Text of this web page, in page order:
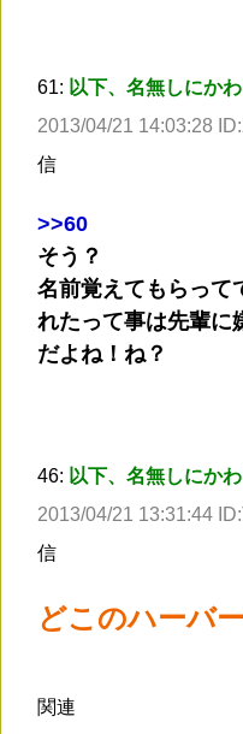
61: 以下、名無しにか
2013/04/21 14:03:28
信
>>60
そう？
名前覚えてもらって
れたって事は先輩に
だよね！ね？
46: 以下、名無しにか
2013/04/21 13:31:44
信
どこのハーバ
関連